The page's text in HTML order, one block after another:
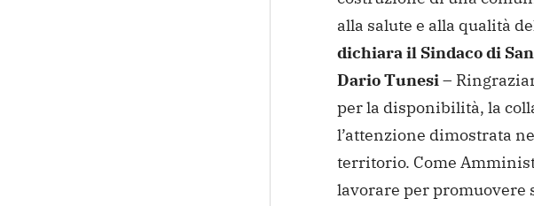
alla salute e alla qualità
dichiara il Sindaco di
Dario Tunesi–
per la disponibilità, la
l’attenzione dimostrata
territorio. Come
lavorare per